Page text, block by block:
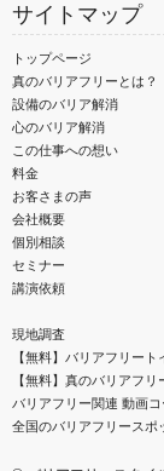
サイトマップ
トップページ
真のバリアフリーとは？
設備のバリア解消
心のバリア解消
この仕事への想い
料金
お客さまの声
会社概要
個別相談
セミナー
講演依頼
現地調査
【無料】バリアフリー
【無料】真のバリアフリ
バリアフリー関連 動画コ
全国のバリアフリースポ